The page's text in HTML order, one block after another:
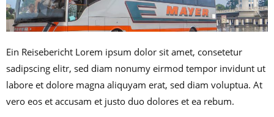
Ein Reisebericht Lorem ipsum dolor sit amet, consetetur
sadipscing elitr, sed diam nonumy eirmod tempor invidunt ut
labore et dolore magna aliquyam erat, sed diam voluptua. At
vero eos et accusam et justo duo dolores et ea rebum.